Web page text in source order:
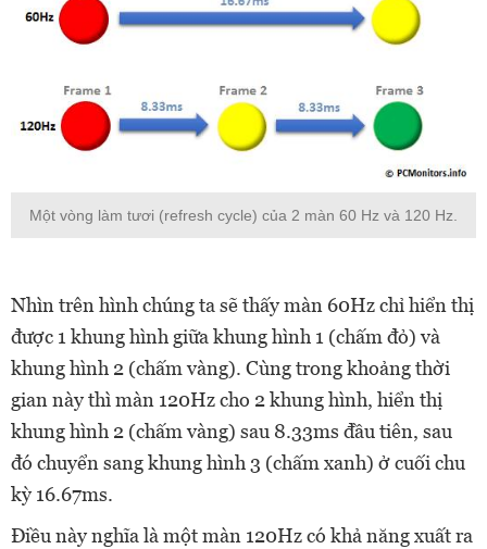
Một vòng làm tươi (refresh cycle) của 2 màn 60 Hz và 120 Hz.
Nhìn trên hình chúng ta sẽ thấy màn 60Hz chỉ hiển thị
được 1 khung hình giữa khung hình 1 (chấm đỏ) và
khung hình 2 (chấm vàng). Cùng trong khoảng thời
gian này thì màn 120Hz cho 2 khung hình, hiển thị
khung hình 2 (chấm vàng) sau 8.33ms đầu tiên, sau
đó chuyển sang khung hình 3 (chấm xanh) ở cuối chu
kỳ 16.67ms.
Điều này nghĩa là một màn 120Hz có khả năng xuất ra